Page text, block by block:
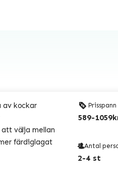
av kockar
välja mellan
färdiglagat
Prisspann
589-
Antal
2-4 st